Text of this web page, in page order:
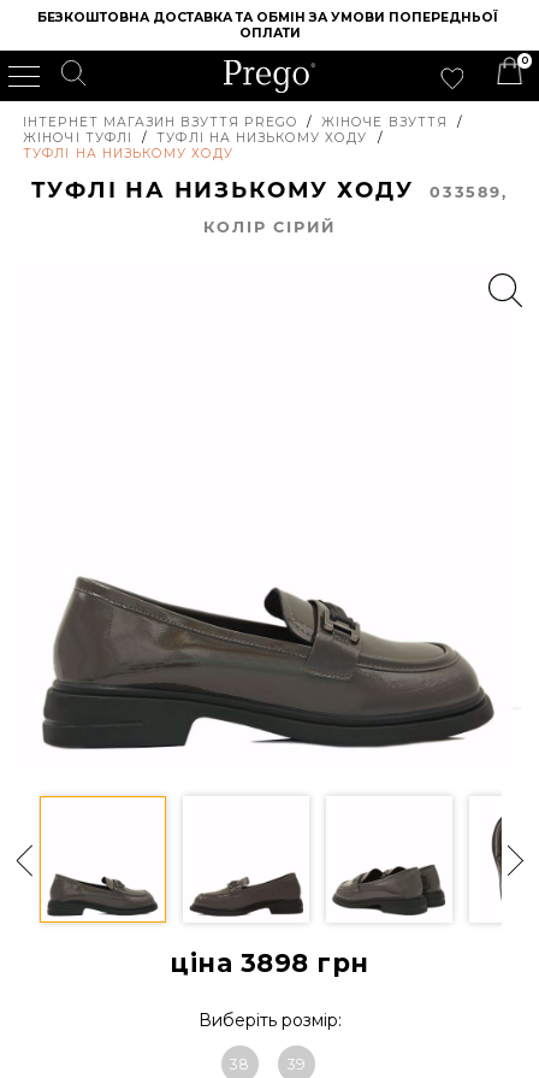
БЕЗКОШТОВНА ДОСТАВКА ТА ОБМІН ЗА УМОВИ ПОПЕРЕДНЬОЇ
ОПЛАТИ
0
ІНТЕРНЕТ МАГАЗИН ВЗУТТЯ PREGO / ЖІНОЧЕ ВЗУТТЯ
/
ЖІНОЧІ ТУФЛІ
/ ТУФЛІ НА НИЗЬКОМУ ХОДУ
/
ТУФЛІ НА НИЗЬКОМУ ХОДУ
ТУФЛІ НА НИЗЬКОМУ ХОДУ
033589,
КОЛIР СІРИЙ
ціна 3898 грн
Виберіть розмір:
38 39